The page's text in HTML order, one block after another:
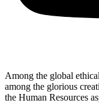
Among the global
among the glorious
the Human Resources